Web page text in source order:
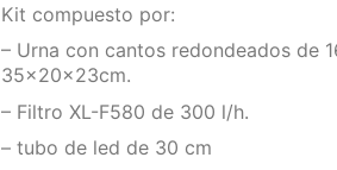
Kit compuesto por:
– Urna con cantos redondeados de
35x20x23cm.
– Filtro XL-F580 de 300 l/h.
– tubo de led de 30 cm